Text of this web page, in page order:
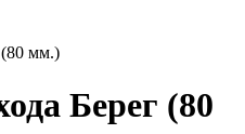
(80 мм.)
Берег (80